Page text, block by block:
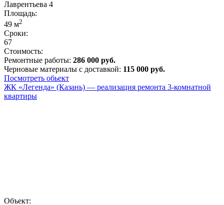
Лаврентьева 4
Площадь:
49 м2
Сроки:
67
Стоимость:
Ремонтные работы: 286 000 руб.
Черновые материалы с доставкой: 115 000 руб.
Посмотреть обьект
ЖК «Легенда» (Казань) — реализация ремонта 3-комнатной
квартиры
Объект: